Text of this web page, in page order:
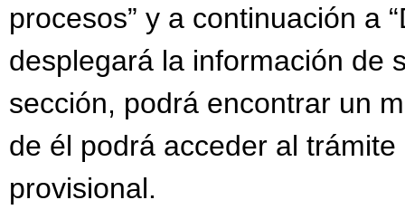
procesos” y a continuación a
desplegará la información de
sección, podrá encontrar un
de él podrá acceder al
provisional.